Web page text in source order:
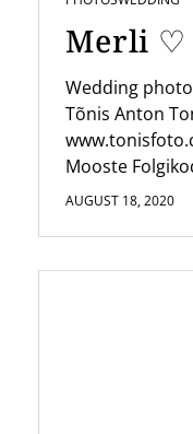
Merli ♡
Wedding
Tõnis Anton
Mooste
AUGUST 18, 2020